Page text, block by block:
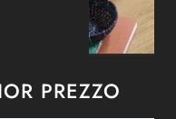
PREZZO